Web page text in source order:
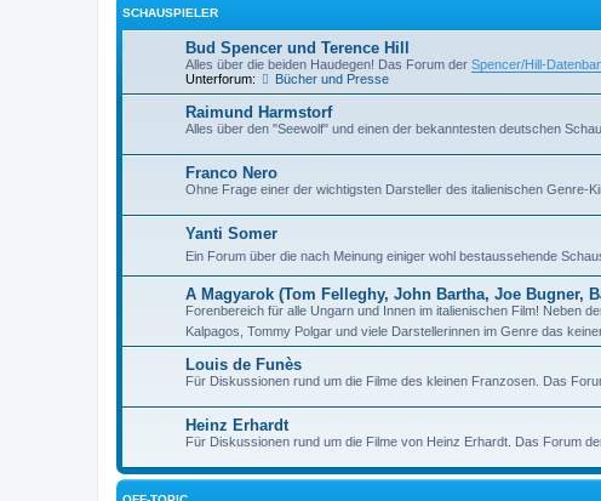
SCHAUSPIELER
Bud Spencer und Terence Hill
Alles über die beiden Haudegen! Das Forum der Spencer/Hill-
Unterforum:
Bücher und Presse
Raimund Harmstorf
Alles über den "Seewolf" und einen der bekanntesten deutschen
Franco Nero
Ohne Frage einer der wichtigsten Darsteller des italienischen Genre-
Yanti Somer
Ein Forum über die nach Meinung einiger wohl bestaussehende
A Magyarok (Tom Felleghy, John Bartha, Joe Bugner,
Forenbereich für alle Ungarn und Innen im italienischen Film! Neben
Kalpagos, Tommy Polgar und viele Darstellerinnen im Genre das
Louis de Funès
Für Diskussionen rund um die Filme des kleinen Franzosen. Das
Heinz Erhardt
Für Diskussionen rund um die Filme von Heinz Erhardt. Das Forum